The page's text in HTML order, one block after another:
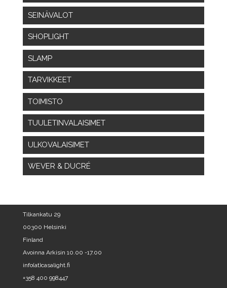
SEINÄVALOT
SHOPLIGHT
SLAMP
TARVIKKEET
TOIMISTO
TUULETINVALAISIMET
ULKOVALAISIMET
WEVER & DUCRÉ
Tilkankatu 29
00300 Helsinki
Finland
Avoinna Arkisin 10.00 -17.00
info(at)casalight.fi
+358 400 998447